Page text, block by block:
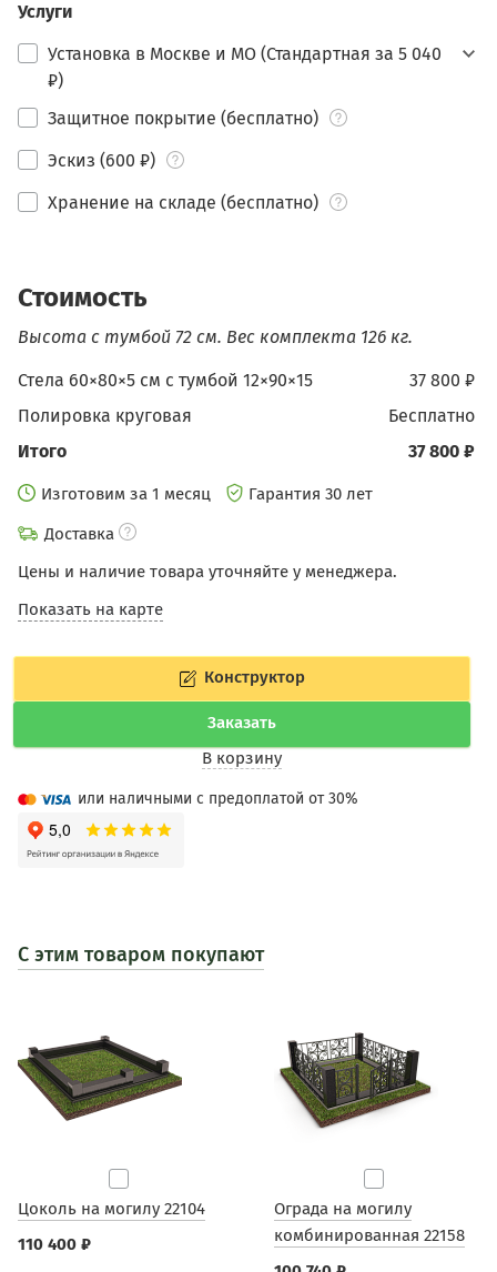
Услуги
Установка в Москве и МО (Стандартная за 5 040
₽)
Защитное покрытие (бесплатно)
Эскиз (600 ₽)
Хранение на складе (бесплатно)
Стоимость
Высота с тумбой 72 см. Вес комплекта 126 кг.
37 800 ₽
Стела 60×80×5 см c тумбой 12×90×15
бесплатно
Полировка круговая
37 800 ₽
Итого
Изготовим за 1 месяц
Гарантия 30 лет
Доставка
Цены и наличие товара уточняйте у менеджера.
Показать на карте
Конструктор
Заказать
В корзину
или наличными с предоплатой от 30%
С этим товаром покупают
Цоколь на могилу 22104
110 400 ₽
Ограда на могилу
комбинированная 22158